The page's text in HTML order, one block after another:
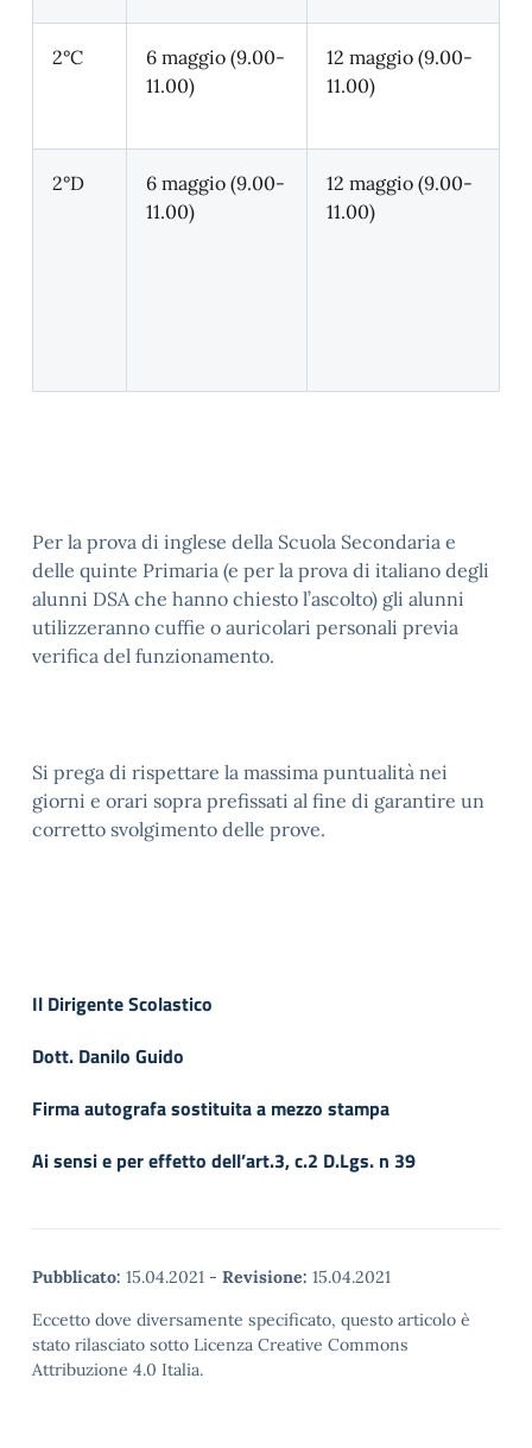
2°C
6 maggio (9.00-
11.00)
12 maggio (9.00-
11.00)
2°D
6 maggio (9.00-
11.00)
12 maggio (9.00-
11.00)
Per la prova di inglese della Scuola Secondaria e
delle quinte Primaria (e per la prova di italiano degli
alunni DSA che hanno chiesto l’ascolto) gli alunni
utilizzeranno cuffie o auricolari personali previa
verifica del funzionamento.
Si prega di rispettare la massima puntualità nei
giorni e orari sopra prefissati al fine di garantire un
corretto svolgimento delle prove.
Il Dirigente Scolastico
Dott. Danilo Guido
Firma autografa sostituita a mezzo stampa
Ai sensi e per effetto dell’art.3, c.2 D.Lgs. n 39
Pubblicato: 15.04.2021 - Revisione: 15.04.2021
Eccetto dove diversamente specificato, questo articolo è
stato rilasciato sotto Licenza Creative Commons
Attribuzione 4.0 Italia.